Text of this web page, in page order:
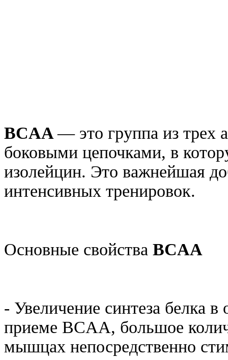
BCAA— это группа из трех
боковыми цепочками, в
изолейцин. Это важнейшая
интенсивных тренировок.
Основные свойства BCAA
- Увеличение синтеза белка
приеме BCAA, большое
мышцах непосредственно